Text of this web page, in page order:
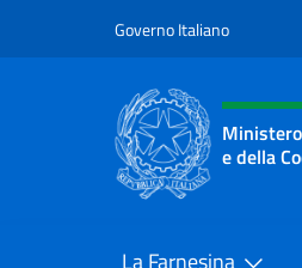
Governo Italiano
Intestazione
e della
La Farnesina